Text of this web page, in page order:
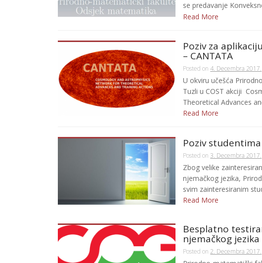
se predavanje
Read More
Poziv za
– CANTATA
Posted on 4. Decembra 2017.
U okviru učešća
Tuzli u COST akciji
Theoretical Advances
Read More
Poziv
Posted on 3. Decembra 2017.
Zbog velike
njemačkog jezika,
svim zainteresiranim
Read More
Besplatno
njemačkog jezika
Posted on 2. Decembra 2017.